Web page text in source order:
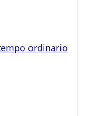
ordinario